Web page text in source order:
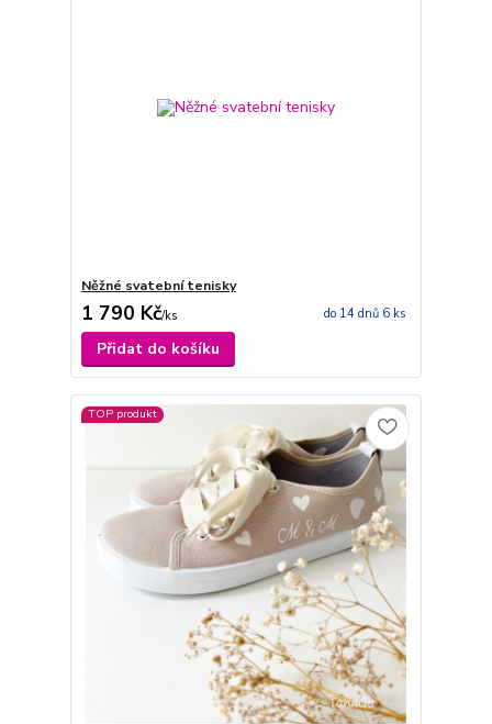
Něžné svatební tenisky
1 790 Kč/ks do 14 dnů 6 ks
Přidat do košíku
TOP produkt